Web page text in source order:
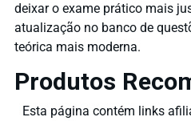
deixar o exame prático mais
atualização no banco de
teórica mais moderna.
Produtos
Esta página contém links